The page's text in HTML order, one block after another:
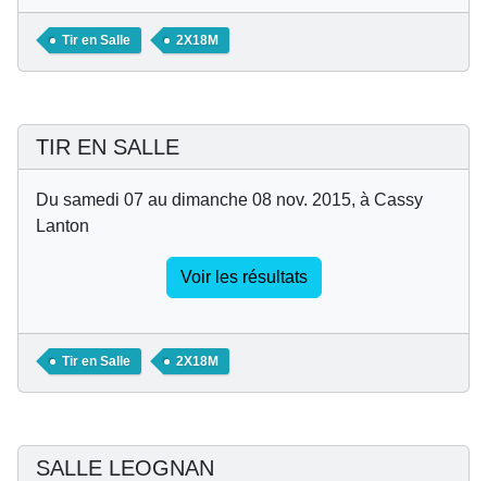
Tir en Salle 2X18M
TIR EN SALLE
Du samedi 07 au dimanche 08 nov. 2015, à Cassy
Lanton
Voir les résultats
Tir en Salle 2X18M
SALLE LEOGNAN